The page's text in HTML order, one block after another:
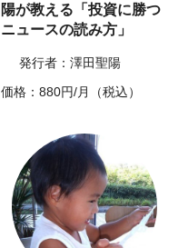
陽が教える「投資に勝つ
ニュースの読み方」
発行者：澤田聖陽
価格：880円/月（税込）